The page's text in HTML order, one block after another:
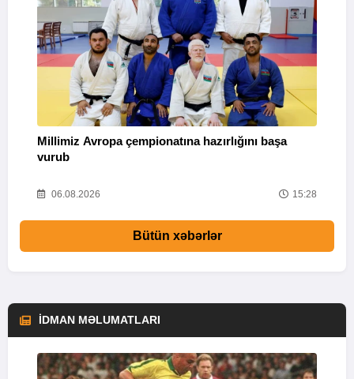
Millimiz Avropa çempionatına hazırlığını başa
vurub
06.08.2026 15:28
Bütün xəbərlər
İDMAN MƏLUMATLARI